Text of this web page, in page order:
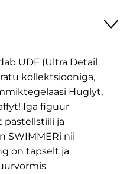
UDF (Ultra Detail
kollektsiooniga,
Huglyt,
Iga figuur
pastellstiili ja
SWIMMERi nii
on täpselt ja